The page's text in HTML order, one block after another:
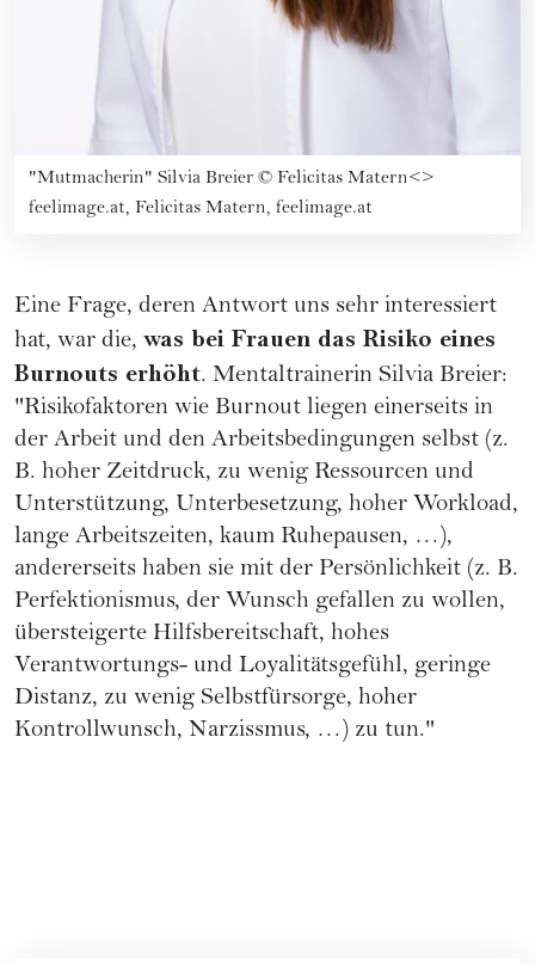
"Mutmacherin" Silvia Breier © Felicitas Matern<>
feelimage.at, Felicitas Matern, feelimage.at
Eine Frage, deren Antwort uns sehr interessiert
hat, war die, was bei Frauen das Risiko eines
Burnouts erhöht. Mentaltrainerin Silvia Breier:
"Risikofaktoren wie Burnout liegen einerseits in
der Arbeit und den Arbeitsbedingungen selbst (z.
B. hoher Zeitdruck, zu wenig Ressourcen und
Unterstützung, Unterbesetzung, hoher Workload,
lange Arbeitszeiten, kaum Ruhepausen, …),
andererseits haben sie mit der Persönlichkeit (z. B.
Perfektionismus, der Wunsch gefallen zu wollen,
übersteigerte Hilfsbereitschaft, hohes
Verantwortungs- und Loyalitätsgefühl, geringe
Distanz, zu wenig Selbstfürsorge, hoher
Kontrollwunsch, Narzissmus, …) zu tun."